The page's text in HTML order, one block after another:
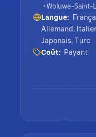
• Woluwe-Saint-
Langue:
Allemand,
Japonais, Turc
Coût:
Payant